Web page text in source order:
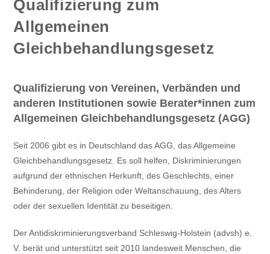
Qualifizierung zum
Allgemeinen
Gleichbehandlungsgesetz
Qualifizierung von Vereinen, Verbänden und
anderen Institutionen sowie Berater*innen zum
Allgemeinen Gleichbehandlungsgesetz (AGG)
Seit 2006 gibt es in Deutschland das AGG, das Allgemeine
Gleichbehandlungsgesetz. Es soll helfen, Diskriminierungen
aufgrund der ethnischen Herkunft, des Geschlechts, einer
Behinderung, der Religion oder Weltanschauung, des Alters
oder der sexuellen Identität zu beseitigen.
Der Antidiskriminierungsverband Schleswig-Holstein (advsh) e.
V. berät und unterstützt seit 2010 landesweit Menschen, die